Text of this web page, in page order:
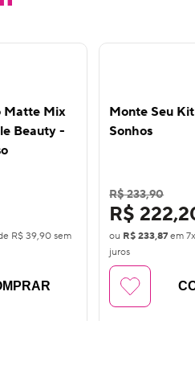
Matte Mix
Beauty -
R$ 39,90 sem
Monte Seu
Sonhos
R$ 233,90
R$
ou R$ 233,87 em7
juros